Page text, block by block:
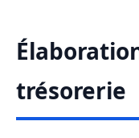
trésorerie